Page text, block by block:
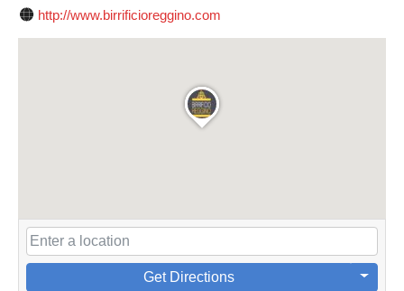
http://www.birrificioreggino.com
Get Directions